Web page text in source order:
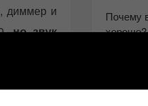
диммер и
но звук
Почему
хорошо?